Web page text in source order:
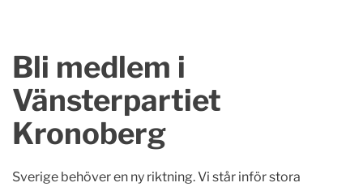
Bli medlem i
Vänsterpartiet
Kronoberg
Sverige behöver en ny riktning. Vi står inför stora